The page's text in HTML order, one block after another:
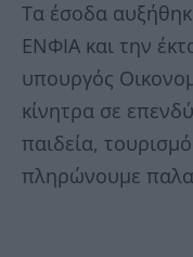
Τα έσοδα
ΕΝΦΙΑ και την
υπουργός
κίνητρα σε
παιδεία,
πληρώνουμε